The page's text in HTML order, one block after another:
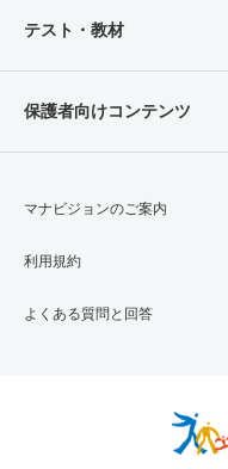
テスト・教材
保護者向けコンテンツ
マナビジョンのご案内
利用規約
よくある質問と回答